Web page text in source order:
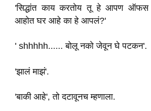
'सिद्धांत काय करतोय तू हे आपण ऑफस
आहोत घर आहे का हे आपलं?'
' shhhhh...... बोलू नको जेवून घे पटकन'.
'झालं माझं'.
'बाकी आहे', तो दटावूनच म्हणाला.